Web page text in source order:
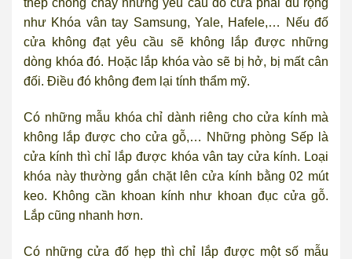
thép chống cháy nhưng yêu cầu đố cửa phải đủ rộng
như Khóa vân tay Samsung, Yale, Hafele,… Nếu đố
cửa không đạt yêu cầu sẽ không lắp được những
dòng khóa đó. Hoặc lắp khóa vào sẽ bị hở, bị mất cân
đối. Điều đó không đem lại tính thẩm mỹ.
Có những mẫu khóa chỉ dành riêng cho cửa kính mà
không lắp được cho cửa gỗ,… Những phòng Sếp là
cửa kính thì chỉ lắp được khóa vân tay cửa kính. Loại
khóa này thường gắn chặt lên cửa kính bằng 02 mút
keo. Không cần khoan kính như khoan đục cửa gỗ.
Lắp cũng nhanh hơn.
Có những cửa đố hẹp thì chỉ lắp được một số mẫu